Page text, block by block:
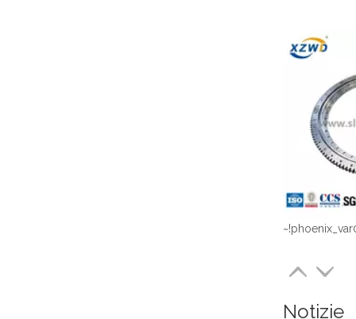
Notizie